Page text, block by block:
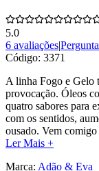
5.0
6 avaliações|
Código: 3371
A linha Fogo e Gelo
provocação. Óleos
quatro sabores para
com os sentidos,
ousado. Vem comigo
Ler Mais +
Marca: Adão & Eva